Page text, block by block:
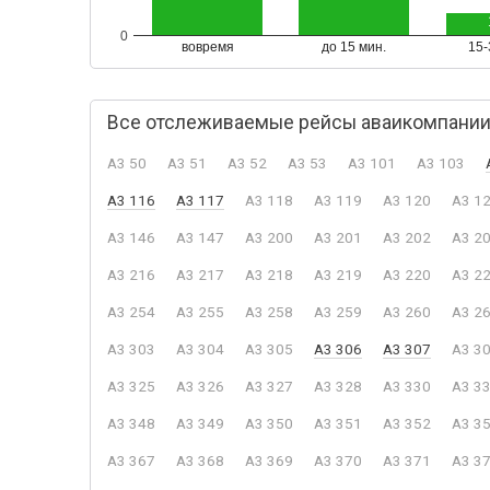
вовремя до 15 мин.
0
Все отслеживаемые рейсы
A3 50 A3 51 A3 52 A3 53 A3 101 A3 103
A3 116 A3 117 A3 118 A3 119 A3 120 A3
A3 146 A3 147 A3 200 A3 201 A3 202 A3
A3 216 A3 217 A3 218 A3 219 A3 220 A3
A3 254 A3 255 A3 258 A3 259 A3 260 A3
A3 303 A3 304 A3 305 A3 306 A3 307 A3
A3 325 A3 326 A3 327 A3 328 A3 330 A3
A3 348 A3 349 A3 350 A3 351 A3 352 A3
A3 367 A3 368 A3 369 A3 370 A3 371 A3